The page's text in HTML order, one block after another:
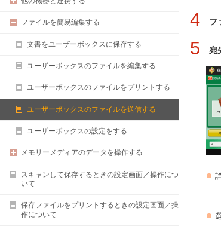
ファイルを簡易編集する
文書をユーザーボックスに保存する
ユーザーボックスのファイルを編集する
ユーザーボックスのファイルをプリントする
ユーザーボックスのファイルを送信する
ユーザーボックスの設定をする
メモリーメディアのデータを操作する
スキャンして保存するときの設定画面／操作につ
いて
保存ファイルをプリントするときの設定画面／操
作について
4 フ
5 宛